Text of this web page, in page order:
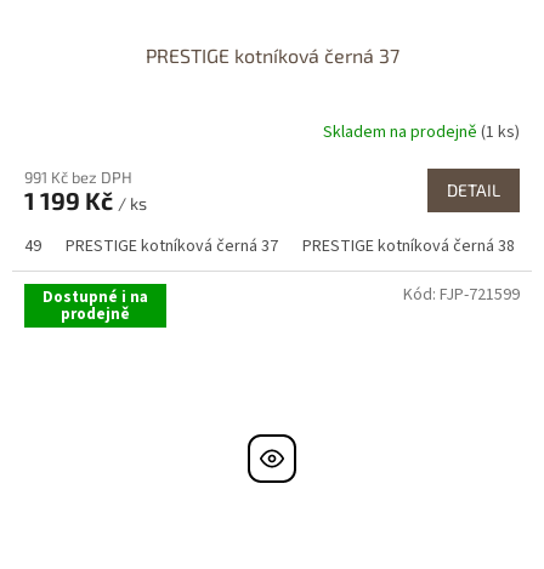
PRESTIGE kotníková černá 37
Skladem na prodejně (1 ks)
991 Kč bez DPH
1 199 Kč / ks
DETAIL
49 PRESTIGE kotníková černá 37 PRESTIGE kotníková černá 38
Dostupné i na
prodejně
Kód: FJP-721599